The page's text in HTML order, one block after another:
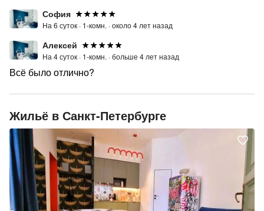
София
На 6 суток · 1-комн. ·около 4 лет назад
Алексей
На 4 суток · 1-комн. ·больше 4 лет назад
Всё было отлично?
Жильё в Санкт-Петербурге